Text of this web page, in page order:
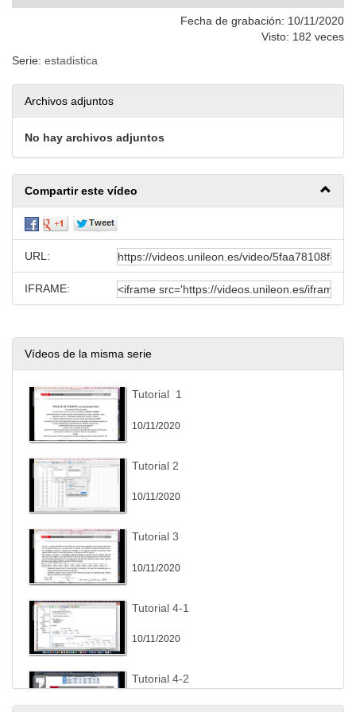
Fecha de grabación: 10/11/2020
Visto: 182 veces
Serie: estadistica
Archivos adjuntos
No hay archivos adjuntos
Compartir este vídeo
URL:
IFRAME:
Vídeos de la misma serie
Tutorial_1
10/11/2020
Tutorial 2
10/11/2020
Tutorial 3
10/11/2020
Tutorial 4-1
10/11/2020
Tutorial 4-2